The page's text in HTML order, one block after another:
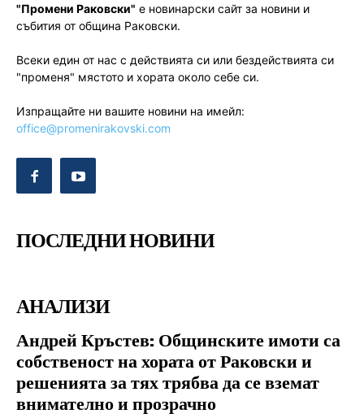
"Промени Раковски" е новинарски сайт за новини и
събития от община Раковски.
Всеки един от нас с действията си или бездействията си
"променя" мястото и хората около себе си.
Изпращайте ни вашите новини на имейл:
office@promenirakovski.com
ПОСЛЕДНИ НОВИНИ
АНАЛИЗИ
Андрей Кръстев: Общинските имоти са
собственост на хората от Раковски и
решенията за тях трябва да се вземат
внимателно и прозрачно